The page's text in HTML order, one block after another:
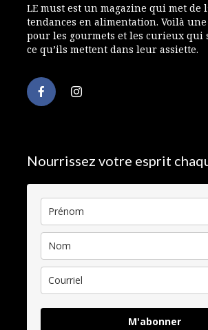
LE must est un magazine qui met de
tendances en alimentation. Voilà
pour les gourmets et les curieux qui
ce qu’ils mettent dans leur assiette.
Nourrissez votre esprit
M'abonner